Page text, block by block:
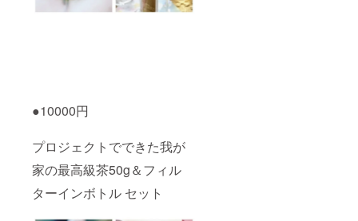
●10000円
プロジェクトでできた我が
家の最高級茶50g＆フィル
ターインボトル セット